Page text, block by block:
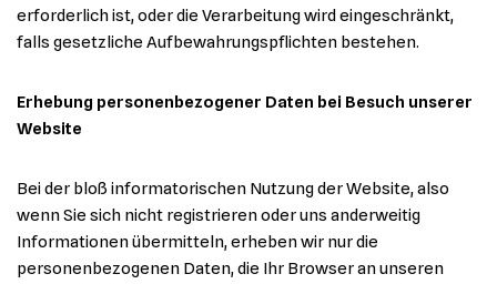
erforderlich ist, oder die Verarbeitung wird eingeschränkt,
falls gesetzliche Aufbewahrungspflichten bestehen.
Erhebung personenbezogener Daten bei Besuch unserer
Website
Bei der bloß informatorischen Nutzung der Website, also
wenn Sie sich nicht registrieren oder uns anderweitig
Informationen übermitteln, erheben wir nur die
personenbezogenen Daten, die Ihr Browser an unseren